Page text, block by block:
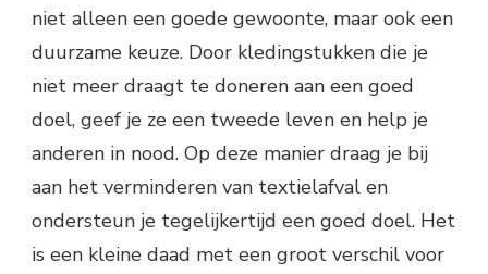
niet alleen een goede gewoonte, maar ook een
duurzame keuze. Door kledingstukken die je
niet meer draagt te doneren aan een goed
doel, geef je ze een tweede leven en help je
anderen in nood. Op deze manier draag je bij
aan het verminderen van textielafval en
ondersteun je tegelijkertijd een goed doel. Het
is een kleine daad met een groot verschil voor